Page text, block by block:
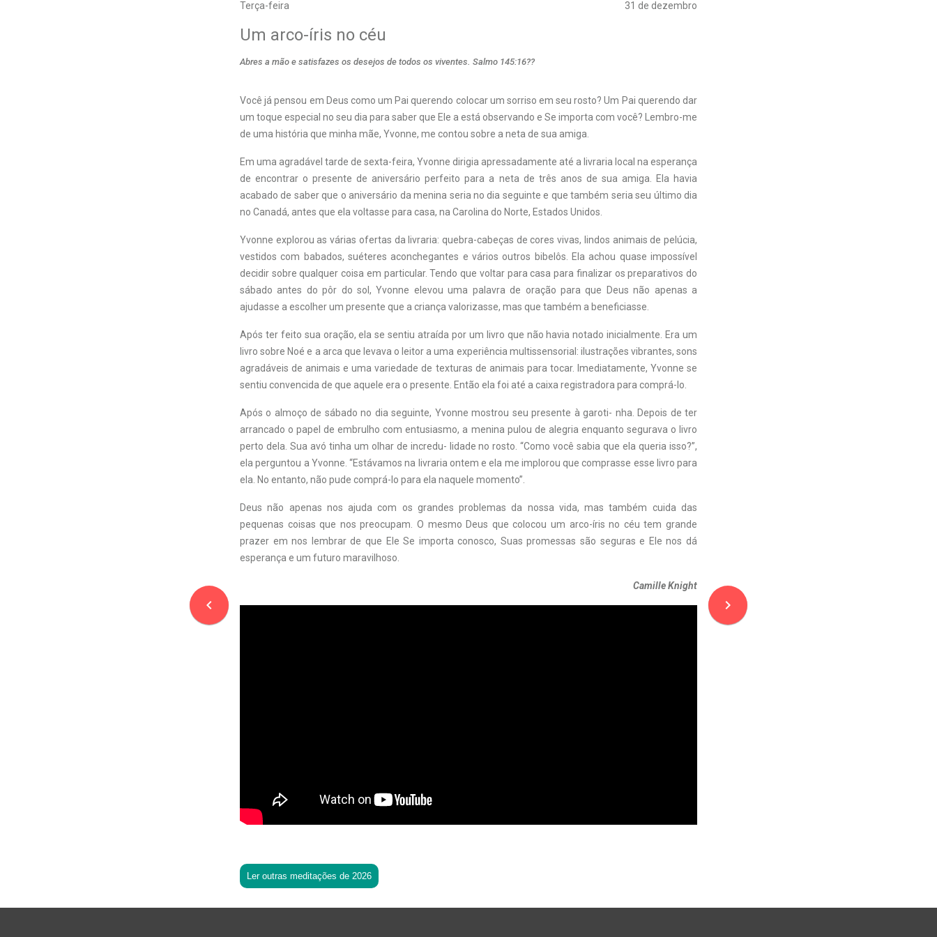
Terça-feira 31 de dezembro
navigate_before
Um arco-íris no céu
Abres a mão e satisfazes os desejos de todos os viventes. Salmo 145:16??
Você já pensou em Deus como um Pai querendo colocar um sorriso em seu rosto? Um Pai querendo dar
um toque especial no seu dia para saber que Ele a está observando e Se importa com você? Lembro-me
de uma história que minha mãe, Yvonne, me contou sobre a neta de sua amiga.
Em uma agradável tarde de sexta-feira, Yvonne dirigia apressadamente até a livraria local na esperança
de encontrar o presente de aniversário perfeito para a neta de três anos de sua amiga. Ela havia
acabado de saber que o aniversário da menina seria no dia seguinte e que também seria seu último dia
no Canadá, antes que ela voltasse para casa, na Carolina do Norte, Estados Unidos.
Yvonne explorou as várias ofertas da livraria: quebra-cabeças de cores vivas, lindos animais de pelúcia,
vestidos com babados, suéteres aconchegantes e vários outros bibelôs. Ela achou quase impossível
decidir sobre qualquer coisa em particular. Tendo que voltar para casa para finalizar os preparativos do
sábado antes do pôr do sol, Yvonne elevou uma palavra de oração para que Deus não apenas a
ajudasse a escolher um presente que a criança valorizasse, mas que também a beneficiasse.
Após ter feito sua oração, ela se sentiu atraída por um livro que não havia notado inicialmente. Era um
livro sobre Noé e a arca que levava o leitor a uma experiência multissensorial: ilustrações vibrantes, sons
agradáveis de animais e uma variedade de texturas de animais para tocar. Imediatamente, Yvonne se
sentiu convencida de que aquele era o presente. Então ela foi até a caixa registradora para comprá-lo.
Após o almoço de sábado no dia seguinte, Yvonne mostrou seu presente à garoti- nha. Depois de ter
arrancado o papel de embrulho com entusiasmo, a menina pulou de alegria enquanto segurava o livro
perto dela. Sua avó tinha um olhar de incredu- lidade no rosto. “Como você sabia que ela queria isso?”,
ela perguntou a Yvonne. “Estávamos na livraria ontem e ela me implorou que comprasse esse livro para
ela. No entanto, não pude comprá-lo para ela naquele momento”.
Deus não apenas nos ajuda com os grandes problemas da nossa vida, mas também cuida das
pequenas coisas que nos preocupam. O mesmo Deus que colocou um arco-íris no céu tem grande
prazer em nos lembrar de que Ele Se importa conosco, Suas promessas são seguras e Ele nos dá
esperança e um futuro maravilhoso.
Camille Knight
Ler outras meditações de 2026
navigate_next